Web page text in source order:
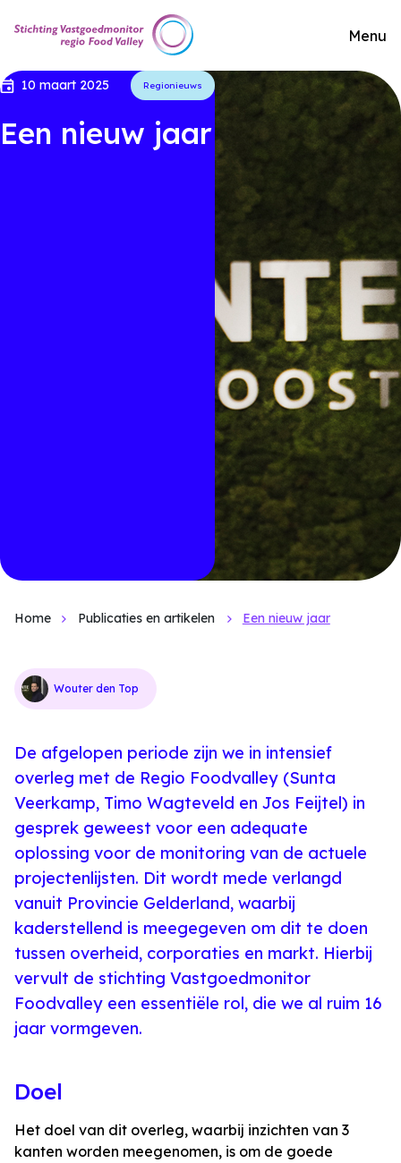
Menu
10 maart 2025 Regionieuws
Een nieuw jaar
Home Publicaties en artikelen Een nieuw jaar
Wouter den Top
De afgelopen periode zijn we in intensief
overleg met de Regio Foodvalley (Sunta
Veerkamp, Timo Wagteveld en Jos Feijtel) in
gesprek geweest voor een adequate
oplossing voor de monitoring van de actuele
projectenlijsten. Dit wordt mede verlangd
vanuit Provincie Gelderland, waarbij
kaderstellend is meegegeven om dit te doen
tussen overheid, corporaties en markt. Hierbij
vervult de stichting Vastgoedmonitor
Foodvalley een essentiële rol, die we al ruim 16
jaar vormgeven.
Doel
Het doel van dit overleg, waarbij inzichten van 3
kanten worden meegenomen, is om de goede